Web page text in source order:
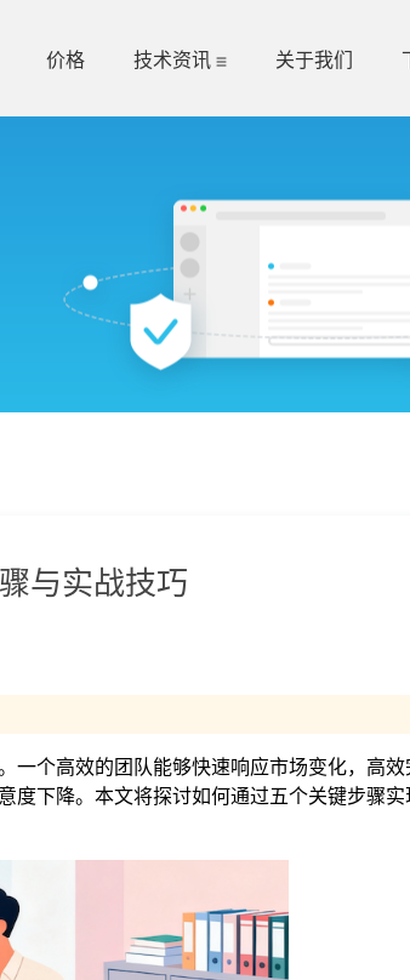
价格 技术资讯 关于我们
与实战技巧
一个高效的团队能够快速响应市场变化，高效
度下降。本文将探讨如何通过五个关键步骤实